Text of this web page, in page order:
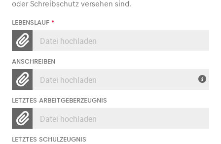
oder Schreibschutz versehen sind.
LEBENSLAUF *
Datei hochladen
ANSCHREIBEN
Datei hochladen
LETZTES ARBEITGEBERZEUGNIS
Datei hochladen
LETZTES SCHULZEUGNIS